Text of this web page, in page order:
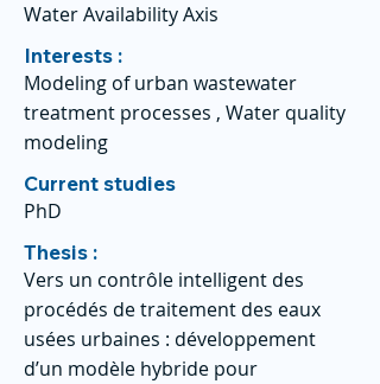
Water Availability Axis
Interests :
Modeling of urban wastewater
treatment processes , Water quality
modeling
Current studies
PhD
Thesis :
Vers un contrôle intelligent des
procédés de traitement des eaux
usées urbaines : développement
d’un modèle hybride pour